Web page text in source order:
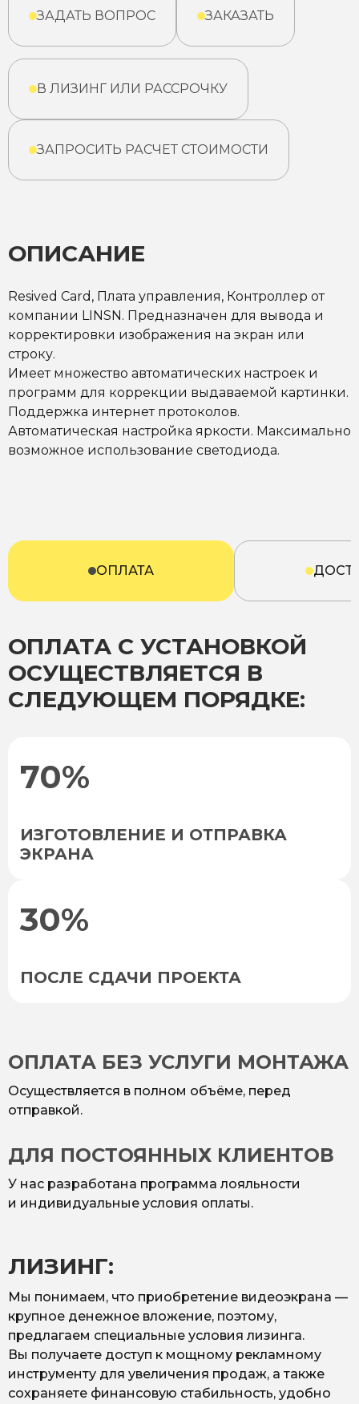
ЗАДАТЬ ВОПРОС ЗАКАЗАТЬ
В ЛИЗИНГ ИЛИ РАССРОЧКУ
ЗАПРОСИТЬ РАСЧЕТ СТОИМОСТИ
ОПИСАНИЕ
Resived Card, Плата управления, Контроллер от
компании LINSN. Предназначен для вывода и
корректировки изображения на экран или
строку.
Имеет множество автоматических настроек и
программ для коррекции выдаваемой картинки.
Поддержка интернет протоколов.
Автоматическая настройка яркости. Максимально
возможное использование светодиода.
ОПЛАТА
ОПЛАТА С УСТАНОВКОЙ
ОСУЩЕСТВЛЯЕТСЯ В
СЛЕДУЮЩЕМ ПОРЯДКЕ:
70%
ИЗГОТОВЛЕНИЕ И ОТПРАВКА
ЭКРАНА
30%
ПОСЛЕ СДАЧИ ПРОЕКТА
ОПЛАТА БЕЗ УСЛУГИ МОНТАЖА
Осуществляется в полном объёме, перед
отправкой.
ДЛЯ ПОСТОЯННЫХ КЛИЕНТОВ
У нас разработана программа лояльности
и индивидуальные условия оплаты.
ЛИЗИНГ:
Мы понимаем, что приобретение видеоэкрана —
крупное денежное вложение, поэтому,
предлагаем специальные условия лизинга.
Вы получаете доступ к мощному рекламному
инструменту для увеличения продаж, а также
сохраняете финансовую стабильность, удобно